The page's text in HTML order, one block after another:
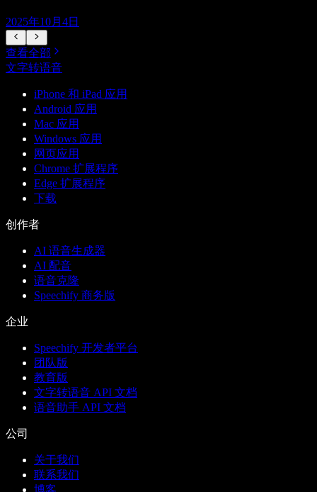
2025年10月4日
查看全部
文字转语音
iPhone 和 iPad 应用
Android 应用
Mac 应用
Windows 应用
网页应用
Chrome 扩展程序
Edge 扩展程序
下载
创作者
AI 语音生成器
AI 配音
语音克隆
Speechify 商务版
企业
Speechify 开发者平台
团队版
教育版
文字转语音 API 文档
语音助手 API 文档
公司
关于我们
联系我们
博客